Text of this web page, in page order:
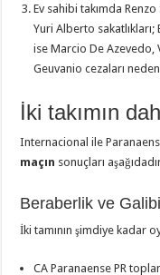
Ev sahibi takımda
Yuri Alberto
ise Marcio De Azevedo,
Geuvanio cezaları
İki takımın
Internacional ile
maçın sonuçları
Beraberlik ve
İki tamının şimdiye kadar
CA Paranaense PR